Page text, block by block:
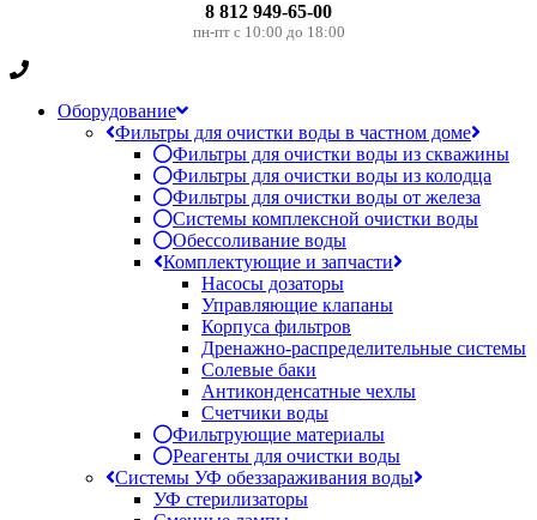
8 812 949-65-00
пн-пт с 10:00 до 18:00
Оборудование
Фильтры для очистки воды в частном доме
Фильтры для очистки воды из скважины
Фильтры для очистки воды из колодца
Фильтры для очистки воды от железа
Системы комплексной очистки воды
Обессоливание воды
Комплектующие и запчасти
Насосы дозаторы
Управляющие клапаны
Корпуса фильтров
Дренажно-распределительные системы
Солевые баки
Антиконденсатные чехлы
Счетчики воды
Фильтрующие материалы
Реагенты для очистки воды
Системы УФ обеззараживания воды
УФ стерилизаторы